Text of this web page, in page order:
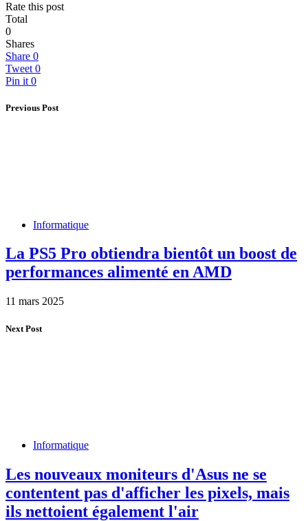
Rate this post
Total
0
Shares
Share 0
Tweet 0
Pin it 0
Previous Post
Informatique
La PS5 Pro obtiendra bientôt un boost de
performances alimenté en AMD
11 mars 2025
Next Post
Informatique
Les nouveaux moniteurs d'Asus ne se
contentent pas d'afficher les pixels, mais
ils nettoient également l'air